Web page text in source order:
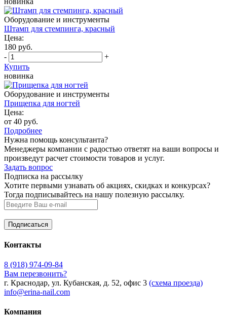
Оборудование и инструменты
Штамп для стемпинга, красный
Цена:
180 руб.
-
+
Купить
новинка
Оборудование и инструменты
Прищепка для ногтей
Цена:
от 40 руб.
Подробнее
Нужна помощь консультанта?
Менеджеры компании с радостью ответят на ваши вопросы и
произведут расчет стоимости товаров и услуг.
Задать вопрос
Подписка на рассылку
Хотите первыми узнавать об акциях, скидках и конкурсах?
Тогда подписывайтесь на нашу полезную рассылку.
Контакты
8 (918) 974-09-84
Вам перезвонить?
г. Краснодар, ул. Кубанская, д. 52, офис 3 (схема проезда)
info@erina-nail.com
Компания